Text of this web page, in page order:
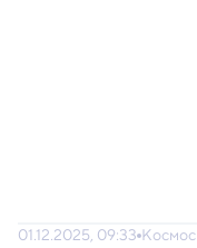
01.12.2025, 09:33 Космос